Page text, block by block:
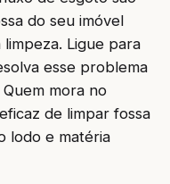
do seu imóvel
Ligue para
esse problema
mora no
de limpar fossa
lodo e matéria